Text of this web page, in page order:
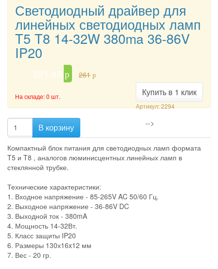
Светодиодный драйвер для
линейных светодиодных ламп
T5 T8 14-32W 380ma 36-86V
IP20
221.85 p 261 p
Купить в 1 клик
Артикул: 2294
На складе: 0 шт.
В корзину -->
Компактный блок питания для светодиодных ламп формата
T5 и T8 , аналогов люминисцентных линейных ламп в
стеклянной трубке.
Технические характеристики:
1. Входное напряжение - 85-265V AC 50/60 Гц.
2. Выходное напряжение - 36-86V DC
3. Выходной ток - 380mA
4. Мощность 14-32Вт.
5. Класс защиты IP20
6. Размеры 130х16x12 мм
7. Вес - 20 гр.